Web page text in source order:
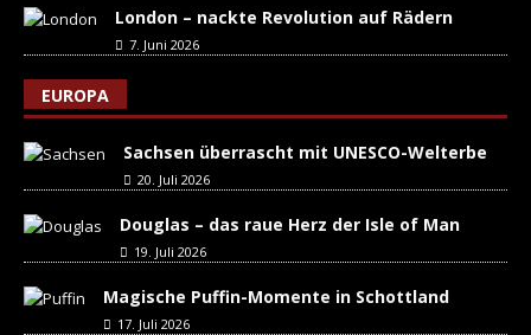
London – nackte Revolution auf Rädern
7. Juni 2026
EUROPA
Sachsen überrascht mit UNESCO-Welterbe
20. Juli 2026
Douglas – das raue Herz der Isle of Man
19. Juli 2026
Magische Puffin-Momente in Schottland
17. Juli 2026